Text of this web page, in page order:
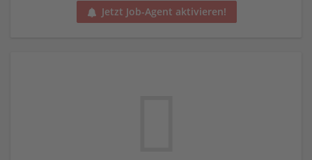
Jetzt Job-Agent aktivieren!